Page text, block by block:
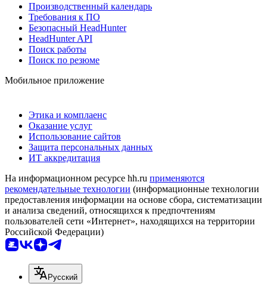
Производственный календарь
Требования к ПО
Безопасный HeadHunter
HeadHunter API
Поиск работы
Поиск по резюме
Мобильное приложение
Этика и комплаенс
Оказание услуг
Использование сайтов
Защита персональных данных
ИТ аккредитация
На информационном ресурсе hh.ru применяются
рекомендательные технологии (информационные технологии
предоставления информации на основе сбора, систематизации
и анализа сведений, относящихся к предпочтениям
пользователей сети «Интернет», находящихся на территории
Российской Федерации)
Русский